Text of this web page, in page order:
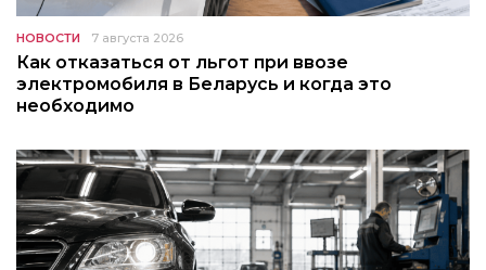
НОВОСТИ 7 августа 2026
Как отказаться от льгот при ввозе
электромобиля в Беларусь и когда это
необходимо